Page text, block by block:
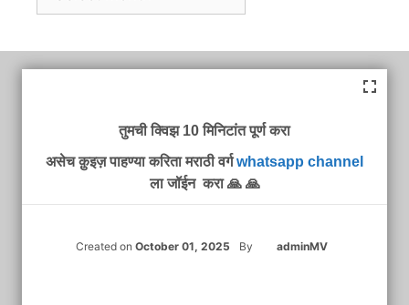
तुमची क्विझ 10 मिनिटांत पूर्ण करा
असेच क़ुइज़ पाहण्या करिता मराठी वर्गwhatsapp channel
ला जॉईन करा 🙏 🙏
Created on October 01, 2025 By adminMV